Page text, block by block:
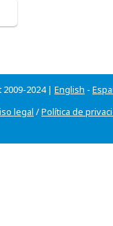
2024 | English -
legal /Política de